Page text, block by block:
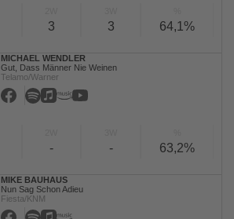
3 3 64,1%
MICHAEL WENDLER
Gut, Dass Männer Nie Weinen
Telamo/Warner
- - 63,2%
MIKE BAUHAUS
Nun Sag Schon Adieu
Fiesta/KNM